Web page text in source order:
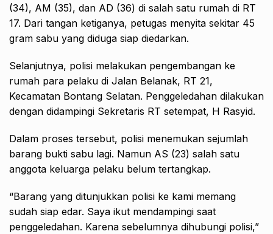
(34), AM (35), dan AD (36) di salah satu rumah di RT
17. Dari tangan ketiganya, petugas menyita sekitar 45
gram sabu yang diduga siap diedarkan.
Selanjutnya, polisi melakukan pengembangan ke
rumah para pelaku di Jalan Belanak, RT 21,
Kecamatan Bontang Selatan. Penggeledahan dilakukan
dengan didampingi Sekretaris RT setempat, H Rasyid.
Dalam proses tersebut, polisi menemukan sejumlah
barang bukti sabu lagi. Namun AS (23) salah satu
anggota keluarga pelaku belum tertangkap.
“Barang yang ditunjukkan polisi ke kami memang
sudah siap edar. Saya ikut mendampingi saat
penggeledahan. Karena sebelumnya dihubungi polisi,”